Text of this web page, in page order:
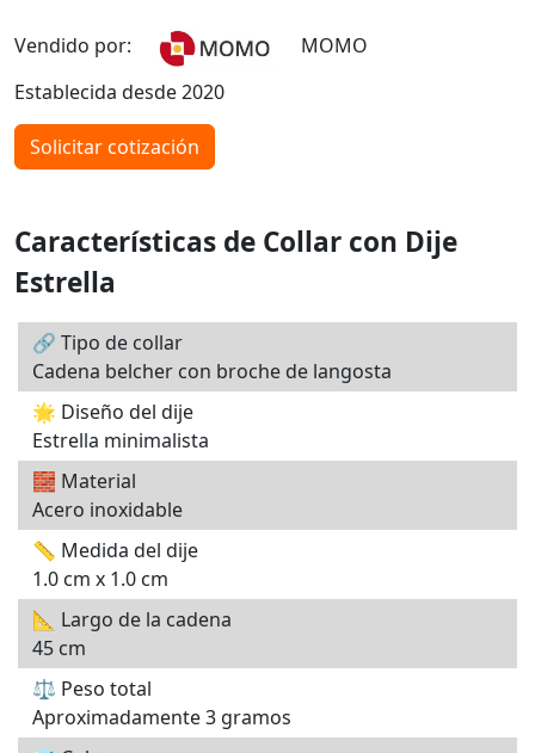
Vendido por:
MOMO
Establecida desde 2020
Solicitar cotización
Características de Collar con Dije
Estrella
🔗 Tipo de collar
Cadena belcher con broche de langosta
🌟 Diseño del dije
Estrella minimalista
🧱 Material
Acero inoxidable
📏 Medida del dije
1.0 cm x 1.0 cm
📐 Largo de la cadena
45 cm
⚖️ Peso total
Aproximadamente 3 gramos